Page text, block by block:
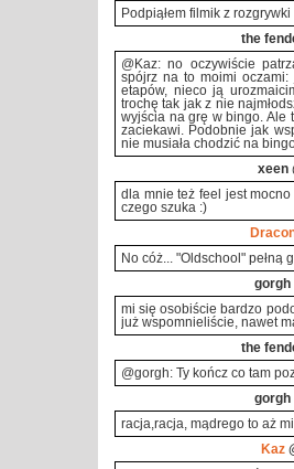
Podpiąłem filmik z rozgrywki
the
@Kaz: no oczywiście
spójrz na to moimi
etapów, nieco ją
trochę tak jak z nie
wyjścia na grę w bingo. Ale
zaciekawi. Podobnie jak
nie musiała chodzić na
xeen
dla mnie też feel jest
czego szuka :)
No cóż... "Oldschool" pełną
gorgh
mi się osobiście bardzo
już wspomnieliście, nawet
the
@gorgh: Ty kończ co tam
gorgh
racja,racja, mądrego to aż
Kaz